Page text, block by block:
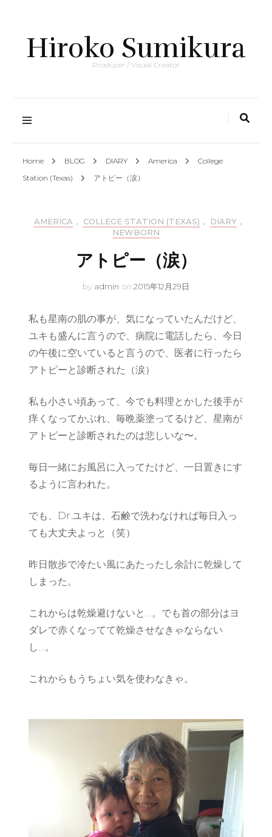
Hiroko Sumikura
Producer / Visual Creator
Home BLOG DIARY America
College
Station (Texas)
アトピー（涙）
AMERICA , COLLEGE STATION (TEXAS) , DIARY ,
NEWBORN
アトピー（涙）
by admin on 2015年12月29日
私も星南の肌の事が、気になっていたんだけど、
ユキも盛んに言うので、病院に電話したら、今日
の午後に空いていると言うので、医者に行ったら
アトピーと診断された（涙）
私も小さい頃あって、今でも料理とかした後手が
痒くなってかぶれ、毎晩薬塗ってるけど、星南が
アトピーと診断されたのは悲しいな〜。
毎日一緒にお風呂に入ってたけど、一日置きにす
るように言われた。
でも、Dr.ユキは、石鹸で洗わなければ毎日入っ
ても大丈夫よっと（笑）
昨日散歩で冷たい風にあたったし余計に乾燥して
しまった。
これからは乾燥避けないと…。でも首の部分はヨ
ダレで赤くなってて乾燥させなきゃならない
し…。
これからもうちょい気を使わなきゃ。